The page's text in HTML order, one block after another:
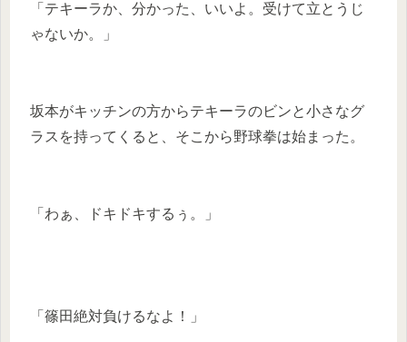
「テキーラか、分かった、いいよ。受けて立とうじ
ゃないか。」
坂本がキッチンの方からテキーラのビンと小さなグ
ラスを持ってくると、そこから野球拳は始まった。
「わぁ、ドキドキするぅ。」
「篠田絶対負けるなよ！」